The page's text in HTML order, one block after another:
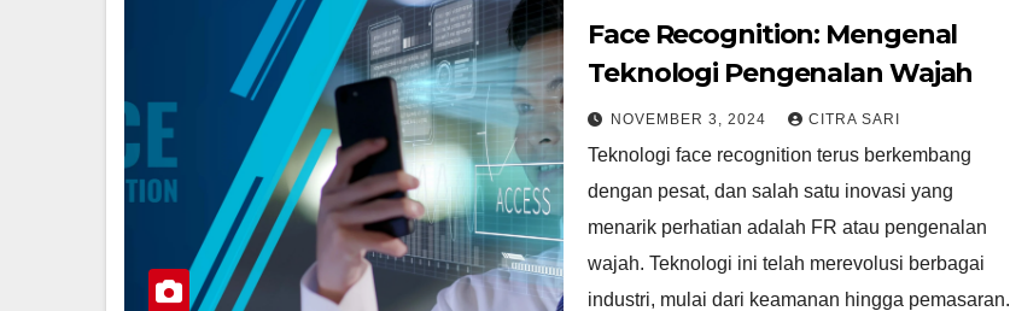
Face Recognition: Mengenal
Teknologi Pengenalan Wajah
NOVEMBER 3, 2024 CITRA SARI
Teknologi face recognition terus berkembang
dengan pesat, dan salah satu inovasi yang
menarik perhatian adalah FR atau pengenalan
wajah. Teknologi ini telah merevolusi berbagai
industri, mulai dari keamanan hingga pemasaran.